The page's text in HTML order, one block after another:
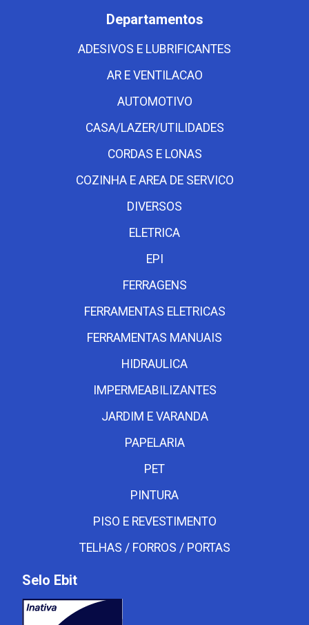
Departamentos
ADESIVOS E LUBRIFICANTES
AR E VENTILACAO
AUTOMOTIVO
CASA/LAZER/UTILIDADES
CORDAS E LONAS
COZINHA E AREA DE SERVICO
DIVERSOS
ELETRICA
EPI
FERRAGENS
FERRAMENTAS ELETRICAS
FERRAMENTAS MANUAIS
HIDRAULICA
IMPERMEABILIZANTES
JARDIM E VARANDA
PAPELARIA
PET
PINTURA
PISO E REVESTIMENTO
TELHAS / FORROS / PORTAS
Selo Ebit